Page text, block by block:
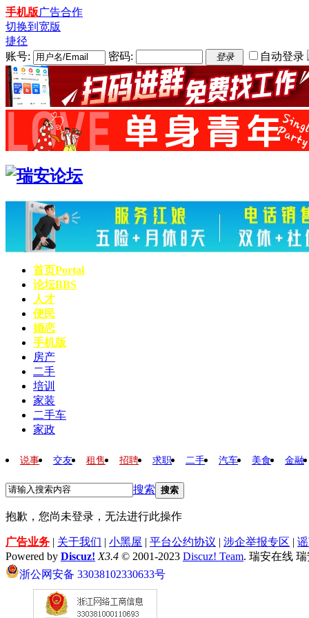
手机版广告合作
切换到宽版
捷径
账号:
密码: 登录 自动登录
首页Portal
论坛BBS
人才
便民
婚恋
手机版
房产
二手
培训
家装
二手车
家政
说事 交友 租售 招聘 求职 二手 汽车 美食 金融
搜索 搜索
抱歉，您尚未登录，无法进行此操作
广告业务 | 关于我们 | 小黑屋 | 平台公约协议 | 涉企举报专区 |
Powered by Discuz! X3.4 © 2001-2023 Discuz! Team. 瑞安在线
浙公网安备 33038102330633号